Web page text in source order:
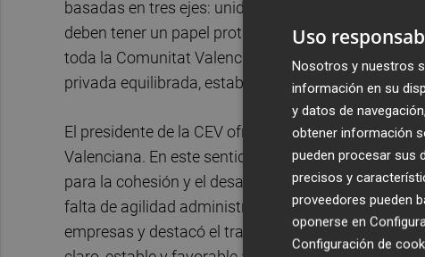
basadas en tres ejes: unidad, cohesión y
deben tener un papel protagonista en ese proceso,
toda la Comunitat Valenciana e insistió en que
privada equilibrada, estable y orientada a obtener
El presidente de la CEV ofreció además una
Valenciana. En este sentido, insistió en la
para la cohesión y el desarrollo de los territorios.
falta de agilidad administrativa están teniendo
empresas y destacó el trabajo que la CEV realiza
Uso
Nosotros y nuestros
información en su
y datos de
obtener información
pueden procesar sus
precisos y
proveedores pueden
oponerse en
Configuración de